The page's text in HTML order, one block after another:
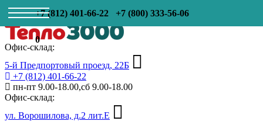
+7 (812) 401-66-22 +7 (800) 333-56-06
0
Офис-склад:
5-й Предпортовый проезд, 22Б
+7 (812) 401-66-22
пн-пт 9.00-18.00,сб 9.00-18.00
Офис-склад:
ул. Ворошилова, д.2 лит.Е